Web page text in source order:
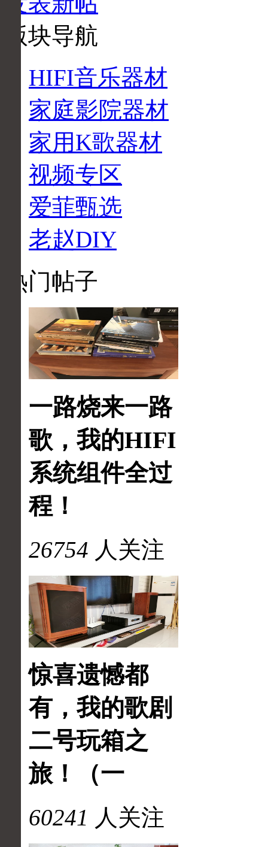
版块导航
HIFI音乐器材
家庭影院器材
家用K歌器材
视频专区
爱菲甄选
老赵DIY
热门帖子
一路烧来一路
歌，我的HIFI
系统组件全过
程！
26754 人关注
惊喜遗憾都
有，我的歌剧
二号玩箱之
旅！（一
60241 人关注